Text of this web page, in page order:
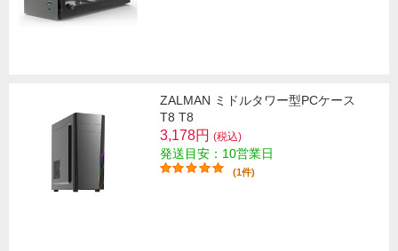
ZALMAN ミドルタワー型PCケース
T8 T8
3,178円 (税込)
発送目安：10営業日
(1件)